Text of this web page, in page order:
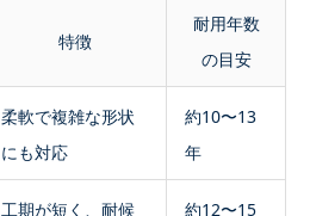
特徴
耐用年数
の目安
柔軟で複雑な形状
にも対応
約10〜13
年
工期が短く、耐候 約12〜15